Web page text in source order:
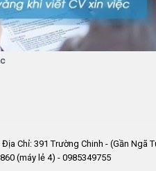
Chỉ: 391 Trường Chinh - (Gần Ngã
(máy lẻ 4) - 0985349755